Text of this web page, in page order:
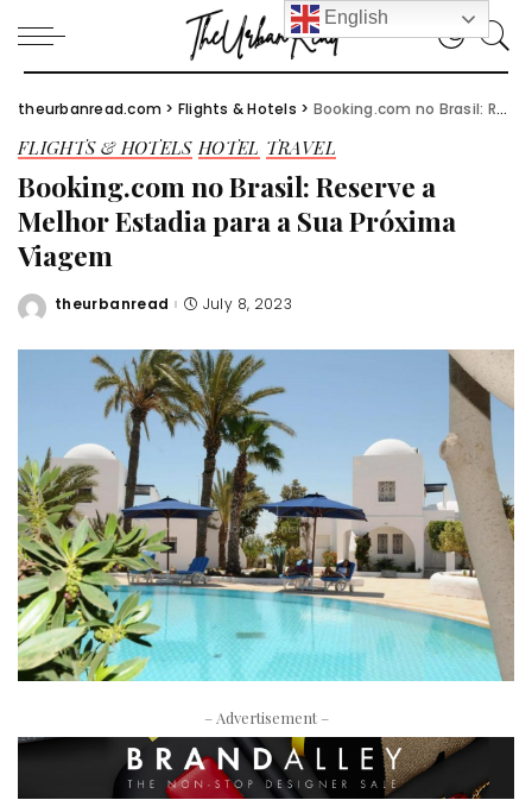
theurbanread.com > Flights & Hotels > Booking.com no Brasil: Reserve a Melhor Estadia para a Sua Próxima Viagem
FLIGHTS & HOTELS HOTEL TRAVEL
Booking.com no Brasil: Reserve a
Melhor Estadia para a Sua Próxima
Viagem
Posted
theurbanread July 8, 2023
– Advertisement –
English